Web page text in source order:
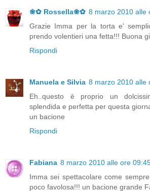
❀✿ Rossella❀✿ 8 marzo 2010 alle
Grazie Imma per la torta e'
prendo volentieri una fetta!!! Buona
Rispondi
Manuela e Silvia 8 marzo 2010 alle
Eh..questo è proprio un
splendida e perfetta per questa
un bacione
Rispondi
Fabiana 8 marzo 2010 alle ore
Imma sei spettacolare come
poco favolosa!!! un bacione grande